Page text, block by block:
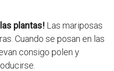
plantas! Las mariposas
Cuando se posan en las
consigo polen y